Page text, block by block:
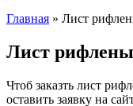
Главная » Лист
Лист
Чтоб заказть лист
оставить заявку на